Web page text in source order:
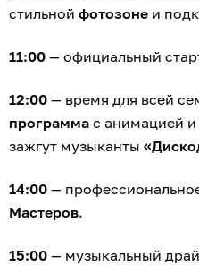
стильной фотозоне и
11:00 — официальный
12:00 — время для всей
программа с анимацией
зажгут музыканты
14:00 —
Мастеров.
15:00 — музыкальный